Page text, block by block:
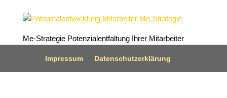
Me-Strategie Potenzialentfaltung Ihrer Mitarbeiter
Impressum Datenschutzerklärung